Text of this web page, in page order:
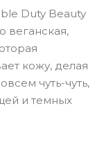
Duty Beauty
веганская,
кожу, делая
чуть-чуть,
и темных